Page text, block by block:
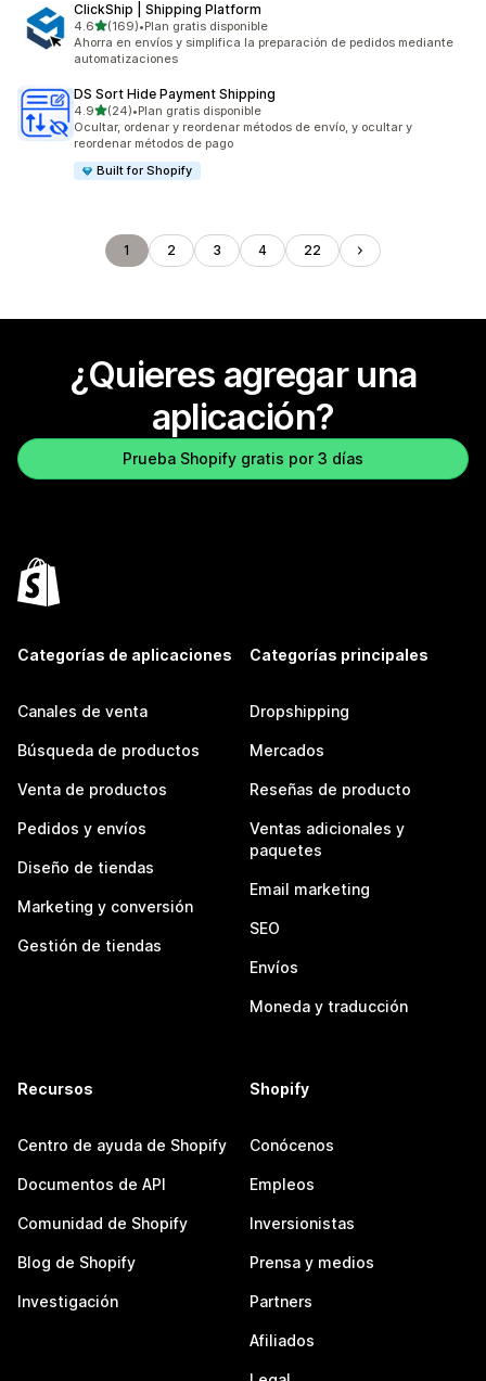
ClickShip | Shipping Platform
4.6de 5 estrellas
(169)
169 reseñas en total
•Plan gratis disponible
Ahorra en envíos y simplifica la preparación de pedidos mediante
automatizaciones
DS Sort Hide Payment Shipping
4.9de 5 estrellas
(24)
24 reseñas en total
•Plan gratis disponible
Ocultar, ordenar y reordenar métodos de envío, y ocultar y
reordenar métodos de pago
Built for Shopify
1 2 3 4 22
¿Quieres agregar una
aplicación?
Prueba Shopify gratis por 3 días
Categorías de aplicaciones
Canales de venta
Búsqueda de productos
Venta de productos
Pedidos y envíos
Diseño de tiendas
Marketing y conversión
Gestión de tiendas
Categorías principales
Dropshipping
Mercados
Reseñas de producto
Ventas adicionales y
paquetes
Email marketing
SEO
Envíos
Moneda y traducción
Recursos
Centro de ayuda de Shopify
Documentos de API
Comunidad de Shopify
Blog de Shopify
Investigación
Shopify
Conócenos
Empleos
Inversionistas
Prensa y medios
Partners
Afiliados